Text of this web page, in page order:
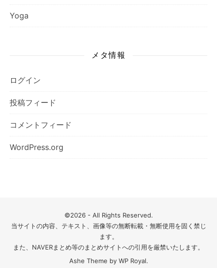
Yoga
メタ情報
ログイン
投稿フィード
コメントフィード
WordPress.org
©2026 - All Rights Reserved.
当サイトの内容、テキスト、画像等の無断転載・無断使用を固く禁じ
ます。
また、NAVERまとめ等のまとめサイトへの引用を厳禁いたします。
Ashe Theme by WP Royal.